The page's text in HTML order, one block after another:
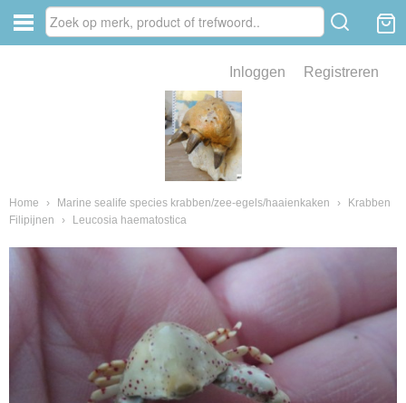
Inloggen Registreren
Home › Marine sealife species krabben/zee-egels/haaienkaken ›
Krabben
Filipijnen
› Leucosia haematostica
van fossielen en mineralen